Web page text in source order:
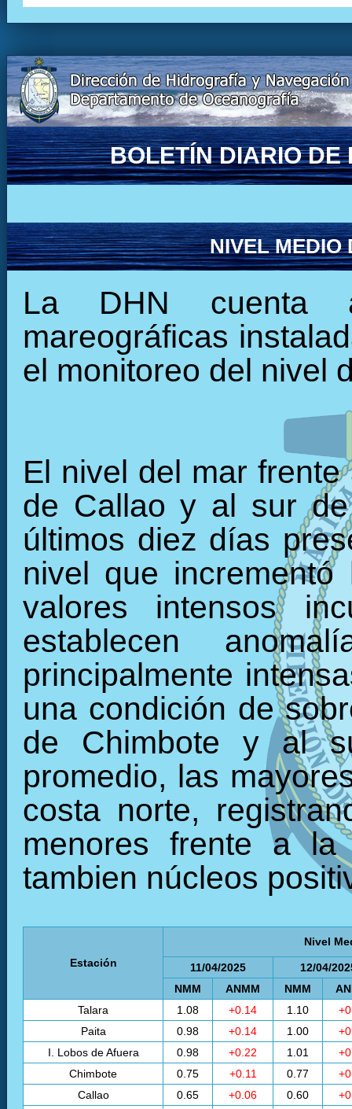
BOLETÍN DIARIO DE
NIVEL MEDIO
La DHN cuenta
mareográficas
el monitoreo del nivel
El nivel del mar frente a casi toda la costa de Perú, al norte de Callao y al sur de San Juan de Marcona, durante los últimos diez días presentó una tendencia al incremento de nivel que incrementó las anomalías positivas, alcanzando valores intensos incusive.
Estación
Nivel
11/04/2025
12/04/
NMM
ANMM NMM
Talara
1.08 +0.14 1.10
Paita
0.98 +0.14 1.00
I. Lobos de Afuera
0.98 +0.22 1.01
Chimbote
0.75 +0.11 0.77
Callao
0.65 +0.06 0.60